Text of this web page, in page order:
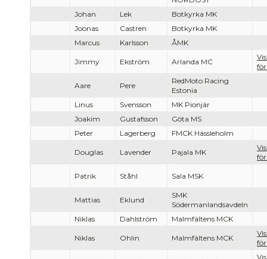
Johan
Lek
Botkyrka MK
Joonas
Castren
Botkyrka MK
Marcus
Karlsson ÅMK
Jimmy Ekström Arlanda MC
Aare Pere
RedMoto Racing
Estonia
Linus
Svensson
MK Pionjär
Joakim
Gustafsson
Göta MS
Peter
Lagerberg FMCK Hässleholm
Douglas Lavender Pajala MK
Patrik Ståhl Sala MSK
Mattias Eklund
SMK
Södermanlandsavdeln
Niklas
Dahlström Malmfältens MCK
Niklas Ohlin Malmfältens MCK